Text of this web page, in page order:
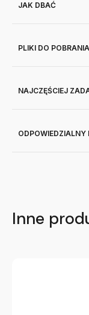
JAK DBAĆ
PLIKI DO POBRANIA
NAJCZĘŚCIEJ
ODPOWIEDZIALNY
Inne